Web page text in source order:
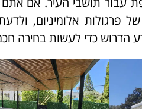
אלומיניום,
הדרוש כדי לעשות בחירה